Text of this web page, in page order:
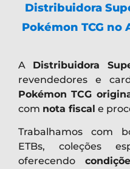
Distribuidora
Pokémon TCG no
A Distribuidora
revendedores e
Pokémon TCG
com nota fiscal e
Trabalhamos com
ETBs, coleções
oferecendo